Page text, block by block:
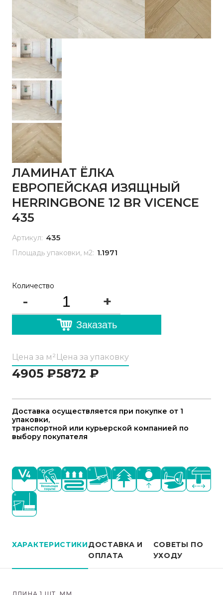
ЛАМИНАТ ЁЛКА
ЕВРОПЕЙСКАЯ ИЗЯЩНЫЙ
HERRINGBONE 12 BR VICENCE
435
Артикул: 435
Площадь упаковки, м2: 1.1971
Количество
- +
Заказать
Цена за м²
4905 ₽
Цена за упаковку
5872 ₽
Доставка осуществляется при покупке от 1
упаковки,
транспортной или курьерской компанией по
выбору покупателя
ХАРАКТЕРИСТИКИДОСТАВКА И
ОПЛАТА
СОВЕТЫ ПО
УХОДУ